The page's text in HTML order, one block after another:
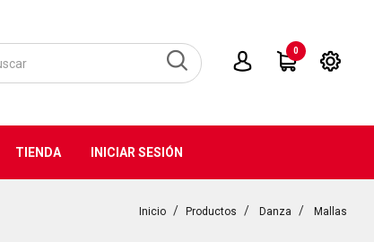
0
TIENDA INICIAR SESIÓN
Inicio Productos Danza Mallas